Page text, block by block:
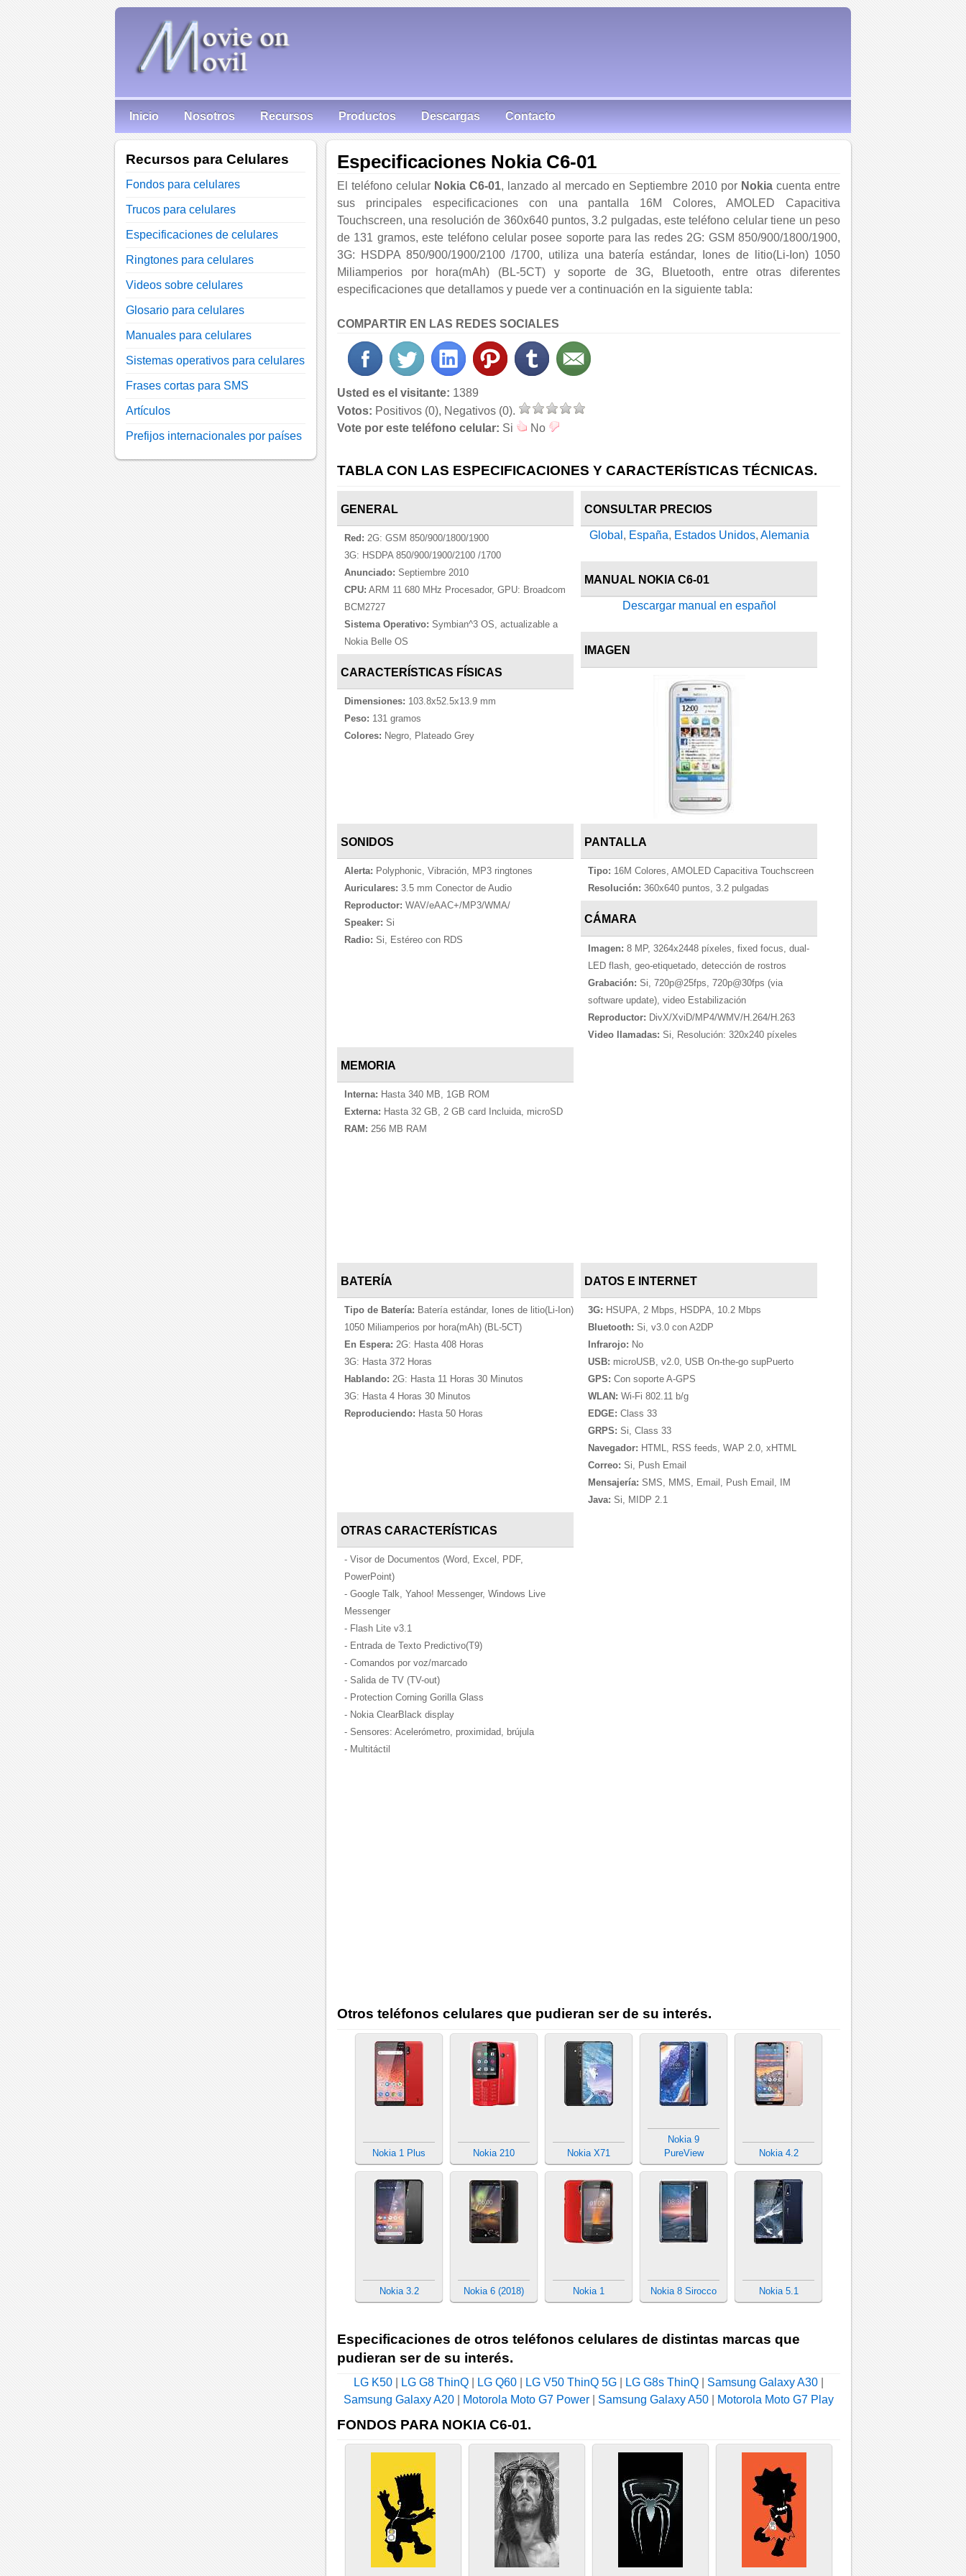
Inicio Nosotros Recursos Productos Descargas Contacto
Especificaciones Nokia C6-01
El teléfono celular Nokia C6-01, lanzado al mercado en Septiembre 2010 por Nokia cuenta entre
sus principales especificaciones con una pantalla 16M Colores, AMOLED Capacitiva
Touchscreen, una resolución de 360x640 puntos, 3.2 pulgadas, este teléfono celular tiene un peso
de 131 gramos, este teléfono celular posee soporte para las redes 2G: GSM 850/900/1800/1900,
3G: HSDPA 850/900/1900/2100 /1700, utiliza una batería estándar, Iones de litio(Li-Ion) 1050
Miliamperios por hora(mAh) (BL-5CT) y soporte de 3G, Bluetooth, entre otras diferentes
especificaciones que detallamos y puede ver a continuación en la siguiente tabla:
COMPARTIR EN LAS REDES SOCIALES
Usted es el visitante: 1389
Votos: Positivos (0), Negativos (0).
Vote por este teléfono celular: Si No
TABLA CON LAS ESPECIFICACIONES Y CARACTERÍSTICAS TÉCNICAS.
GENERAL
Red: 2G: GSM 850/900/1800/1900
3G: HSDPA 850/900/1900/2100 /1700
Anunciado: Septiembre 2010
CPU: ARM 11 680 MHz Procesador, GPU: Broadcom
BCM2727
Sistema Operativo: Symbian^3 OS, actualizable a
Nokia Belle OS
CARACTERÍSTICAS FÍSICAS
Dimensiones: 103.8x52.5x13.9 mm
Peso: 131 gramos
Colores: Negro, Plateado Grey
CONSULTAR PRECIOS
Global , España, Estados Unidos, Alemania
MANUAL NOKIA C6-01
Descargar manual en español
IMAGEN
SONIDOS
Alerta: Polyphonic, Vibración, MP3 ringtones
Auriculares: 3.5 mm Conector de Audio
Reproductor: WAV/eAAC+/MP3/WMA/
Speaker: Si
Radio: Si, Estéreo con RDS
PANTALLA
Tipo: 16M Colores, AMOLED Capacitiva Touchscreen
Resolución: 360x640 puntos, 3.2 pulgadas
CÁMARA
Imagen: 8 MP, 3264x2448 píxeles, fixed focus, dual-
LED flash, geo-etiquetado, detección de rostros
Grabación: Si, 720p@25fps, 720p@30fps (via
software update), video Estabilización
Reproductor: DivX/XviD/MP4/WMV/H.264/H.263
Video llamadas: Si, Resolución: 320x240 píxeles
MEMORIA
Interna: Hasta 340 MB, 1GB ROM
Externa: Hasta 32 GB, 2 GB card Incluida, microSD
RAM: 256 MB RAM
BATERÍA
Tipo de Batería: Batería estándar, Iones de litio(Li-Ion)
1050 Miliamperios por hora(mAh) (BL-5CT)
En Espera: 2G: Hasta 408 Horas
3G: Hasta 372 Horas
Hablando: 2G: Hasta 11 Horas 30 Minutos
3G: Hasta 4 Horas 30 Minutos
Reproduciendo: Hasta 50 Horas
DATOS E INTERNET
3G: HSUPA, 2 Mbps, HSDPA, 10.2 Mbps
Bluetooth: Si, v3.0 con A2DP
Infrarojo: No
USB: microUSB, v2.0, USB On-the-go supPuerto
GPS: Con soporte A-GPS
WLAN: Wi-Fi 802.11 b/g
EDGE: Class 33
GRPS: Si, Class 33
Navegador: HTML, RSS feeds, WAP 2.0, xHTML
Correo: Si, Push Email
Mensajería: SMS, MMS, Email, Push Email, IM
Java: Si, MIDP 2.1
OTRAS CARACTERÍSTICAS
- Visor de Documentos (Word, Excel, PDF,
PowerPoint)
- Google Talk, Yahoo! Messenger, Windows Live
Messenger
- Flash Lite v3.1
- Entrada de Texto Predictivo(T9)
- Comandos por voz/marcado
- Salida de TV (TV-out)
- Protection Corning Gorilla Glass
- Nokia ClearBlack display
- Sensores: Acelerómetro, proximidad, brújula
- Multitáctil
Otros teléfonos celulares que pudieran ser de su interés.
Nokia 1 Plus Nokia 210 Nokia X71
Nokia 9
PureView
Nokia 4.2
Nokia 3.2 Nokia 6 (2018) Nokia 1 Nokia 8 Sirocco Nokia 5.1
Especificaciones de otros teléfonos celulares de distintas marcas que
pudieran ser de su interés.
LG K50 LG G8 ThinQ LG Q60 LG V50 ThinQ 5G LG G8s ThinQ Samsung Galaxy A30
Samsung Galaxy A20
Motorola Moto G7 Power Samsung Galaxy A50 Motorola Moto G7 Play
FONDOS PARA NOKIA C6-01.
Recursos para Celulares
Fondos para celulares
Trucos para celulares
Especificaciones de celulares
Ringtones para celulares
Videos sobre celulares
Glosario para celulares
Manuales para celulares
Sistemas operativos para celulares
Frases cortas para SMS
Artículos
Prefijos internacionales por países